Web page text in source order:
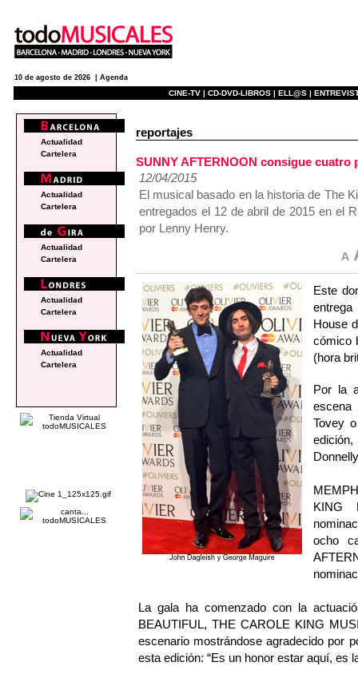
10 de agosto de 2026 | Agenda
CINE-TV | CD-DVD-LIBROS | ELL@S |
reportajes
SUNNY AFTERNOON consigue cuatro
12/04/2015
El musical basado en la historia de The
entregados el 12 de abril de 2015 en el
por Lenny Henry.
Este
House
cómico
(hora
Por la
escena
Tovey
KING
ocho
La gala ha comenzado con la
BEAUTIFUL, THE CAROLE KING
escenario mostrándose agradecido por
esta edición: “Es un honor estar aquí, es
Actualidad
Cartelera
Actualidad
Cartelera
Actualidad
Cartelera
Actualidad
Cartelera
Actualidad
Cartelera